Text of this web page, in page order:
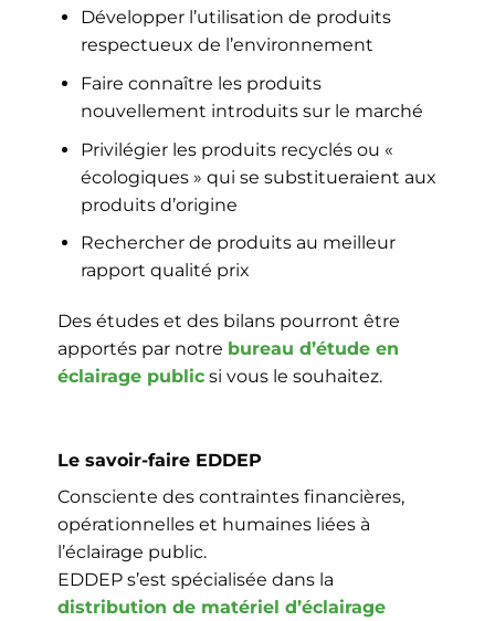
Développer l’utilisation de produits
respectueux de l’environnement
Faire connaître les produits
nouvellement introduits sur le marché
Privilégier les produits recyclés ou «
écologiques » qui se substitueraient aux
produits d’origine
Rechercher de produits au meilleur
rapport qualité prix
Des études et des bilans pourront être
apportés par notre bureau d’étude en
éclairage public si vous le souhaitez.
Le savoir-faire EDDEP
Consciente des contraintes financières,
opérationnelles et humaines liées à
l’éclairage public.
EDDEP s’est spécialisée dans la
distribution de matériel d’éclairage